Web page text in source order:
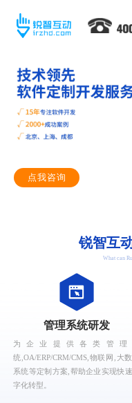
点我咨询
锐智互
管理系统研发
为企业提供各类管理
统,OA/ERP/CRM/CMS,物联网,大
系统等定制方案,帮助企业实现快
字化转型。